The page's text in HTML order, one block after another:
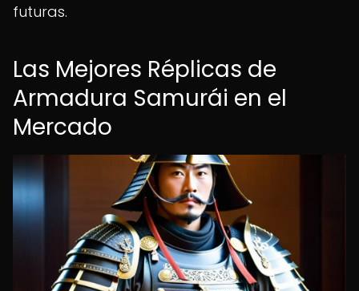
futuras.
Las Mejores Réplicas de
Armadura Samurái en el
Mercado